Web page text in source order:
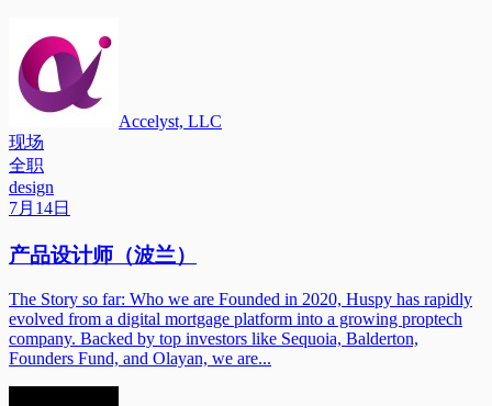
Accelyst, LLC
现场
全职
design
7月14日
产品设计师（波兰）
The Story so far: Who we are Founded in 2020, Huspy has rapidly
evolved from a digital mortgage platform into a growing proptech
company. Backed by top investors like Sequoia, Balderton,
Founders Fund, and Olayan, we are...